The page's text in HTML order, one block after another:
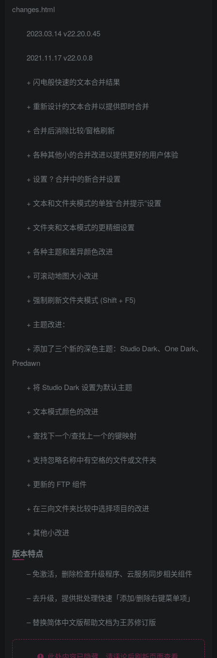
changes.html
2023.03.14 v22.20.0.45
2021.11.17 v22.0.0.8
+ 闪电般快速的文本合并结果
+ 重新设计的文本合并以提供即时合并
+ 合并后消除比较/窗格刷新
+ 各种其他小的合并改进以提供更好的用户体验
+ 设置 ? 合并中的新合并设置
+ 文本和文件夹模式的单独“合并提示”设置
+ 文件夹和文本模式的更精细设置
+ 各种主题和差异颜色改进
+ 可滚动地图大小改进
+ 强制刷新文件夹模式 (Shift + F5)
+ 主题改进：
+ 添加了三个新的深色主题：Studio Dark、One Dark、
Predawn
+ 将 Studio Dark 设置为默认主题
+ 文本模式颜色的改进
+ 查找下一个/查找上一个的键映射
+ 支持忽略名称中有空格的文件或文件夹
+ 更新的 FTP 组件
+ 在三向文件夹比较中选择项目的改进
+ 其他小改进
版本特点
– 免激活，删除检查升级程序、云服务同步相关组件
– 去升级，提供批处理快速「添加/删除右键菜单项」
– 替换简体中文版帮助文档为王苏修订版